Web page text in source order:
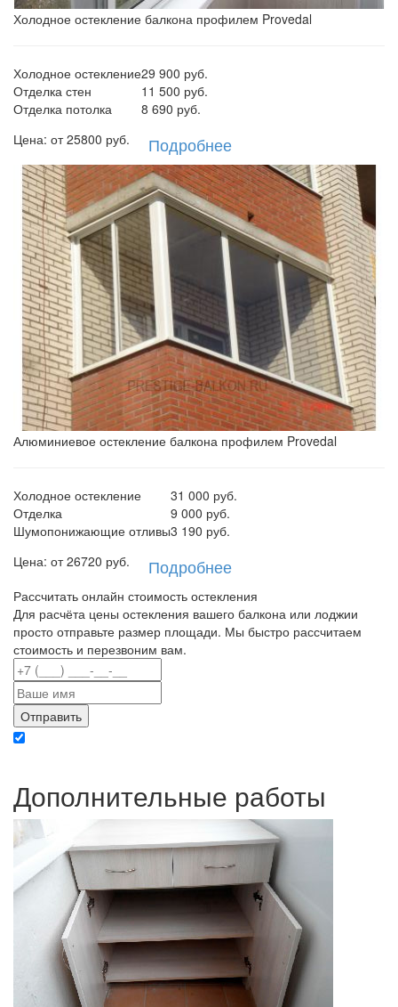
Холодное остекление балкона профилем Provedal
Холодное остекление29 900 руб.
Отделка стен
11 500 руб.
Отделка потолка
8 690 руб.
Цена: от25800 руб. Подробнее
Алюминиевое остекление балкона профилем Provedal
Холодное остекление
31 000 руб.
Отделка
9 000 руб.
Шумопонижающие отливы3 190 руб.
Цена: от26720 руб. Подробнее
Рассчитать онлайн стоимость остекления
Для расчёта цены остекления вашего балкона или лоджии
просто отправьте размер площади. Мы быстро рассчитаем
стоимость и перезвоним вам.
Дополнительные работы